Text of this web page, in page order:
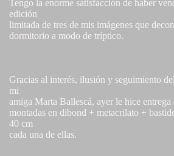
Tengo la enorme satisfacción de haber
edición
limitada de tres de mis imágenes que
dormitorio a modo de tríptico.
Gracias al interés, ilusión y seguimiento
mi
amiga Marta Ballescá, ayer le hice entrega
montadas en dibond + metacrilato +
40 cm
cada una de ellas.